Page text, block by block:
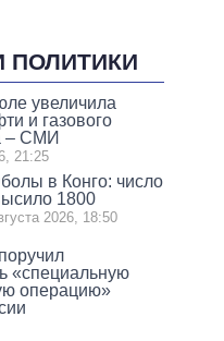
ПОЛИТИКИ
увеличила
и газового
– СМИ
21:25
в Конго: число
1800
2026, 18:50
«специальную
операцию»